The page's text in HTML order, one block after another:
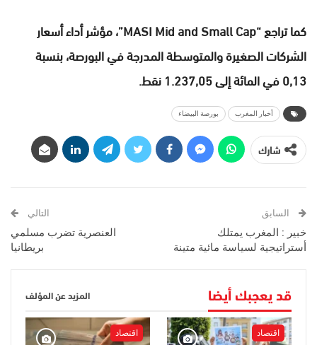
كما تراجع “MASI Mid and Small Cap”، مؤشر أداء أسعار
الشركات الصغيرة والمتوسطة المدرجة في البورصة، بنسبة
0,13 في المائة إلى 1.237,05 نقط.
أخبار المغرب بورصة البيضاء
شارك
السابق
خبير : المغرب يمتلك
أستراتيجية لسياسة مائية متينة
التالي
العنصرية تضرب مسلمي
بريطانيا
قد يعجبك أيضا المزيد عن المؤلف
اقتصاد اقتصاد